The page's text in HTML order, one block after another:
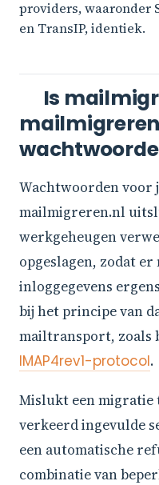
providers, waaronder
en TransIP, identiek.
Is
Wachtwoorden voor
mailmigreren.nl
werkgeheugen
opgeslagen, zodat
inloggegevens
bij het principe van
mailtransport, zoals
IMAP4rev1-protocol.
Mislukt een migratie
verkeerd ingevulde
een automatische
combinatie van